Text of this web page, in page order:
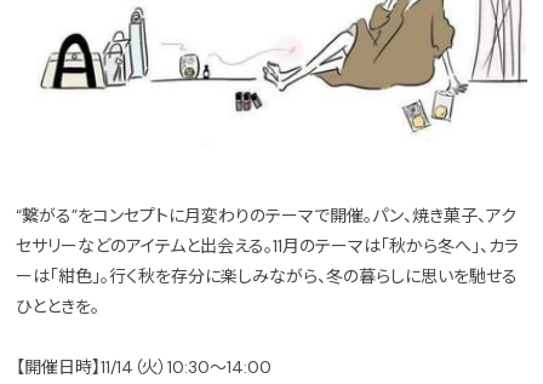
“繋がる”をコンセプトに月変わりのテーマで開催。パン、焼き菓子、アク
セサリーなどのアイテムと出会える。11月のテーマは「秋から冬へ」、カラ
ーは「紺色」。行く秋を存分に楽しみながら、冬の暮らしに思いを馳せる
ひとときを。
【開催日時】11/14（火）10:30～14:00